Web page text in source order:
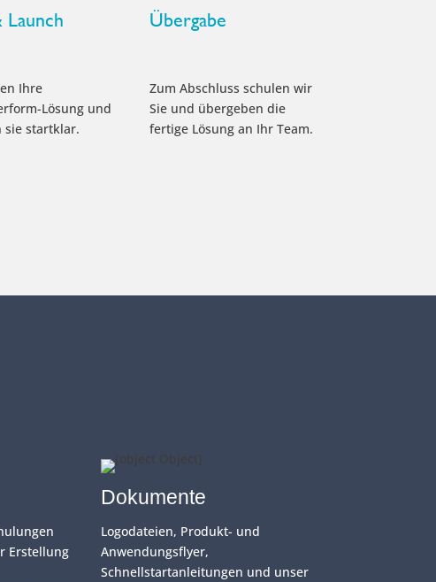
Launch
Ihre
Lösung und
sie startklar.
Übergabe
Zum Abschluss schulen wir
Sie und übergeben die
fertige Lösung an Ihr Team.
Erstellung
Dokumente
Logodateien, Produkt- und
Anwendungsflyer,
Schnellstartanleitungen und unser